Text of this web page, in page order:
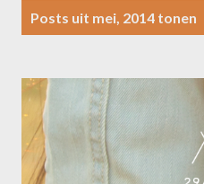
Posts uit mei, 2014 tonen